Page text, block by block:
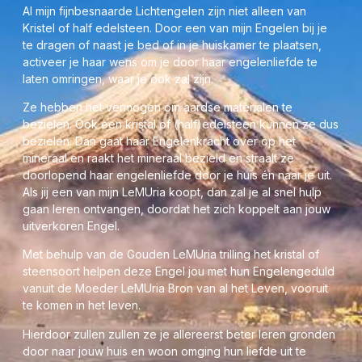
prachtige Geode Engel Transparanter maken. ADVIES: Om
haar stabiliteit te bevorderen, zou ik haar wel in de
meegeleverde standaard plaatsen. Zie onderstaande
foto:
Agaat bevordert ook de spirituele ontwikkeling. Hierdoor
kan je spirituele ervaringen in je dagelijkse realiteit
Al mijn fijnbesnaarde Lichtengelen zijn niet alleen van
Kristel of half edelsteen. Door een van mijn Engelen bij je
te dragen of naast je bed of in je huiskamer te plaatsen,
activeer je haar wens om je door haar engelenliefde te
laten omringen, waar je ook zal zijn.
Ze hebben het vermogen om aardse materialen te
bezielen. Ook een kristal of (half)edelsteen kunnen ze dus
bezielen. Dan gaat haar Engelenkracht over op het
mineraal en raakt het mineraal bezield en straalt ze
doorlopend haar engelenliefde door je huis én naar je uit.
Als jij een van mijn LeMUria koopt, dan zal je al snel hulp
gaan leren ontvangen, doordat het zich koppelt aan jouw
uitverkoren Engel.
Met behulp van de Gouden LeMUria trilling het kristal of
steensoort helpen deze Engel jou met hun Engelengeduld
vanuit de Moeder LeMUria Bron van al het Leven, vooruit
te komen in het leven.
Hierdoor zullen zullen ze je allereerst beter leren gronden
door naar jouw huis en woon omging hun liefde uit te